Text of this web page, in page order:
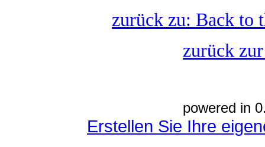
zurück zu: Back to
zurück
powered in
Erstellen Sie Ihre